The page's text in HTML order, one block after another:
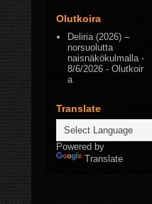
Olutkoira
Deliria (2026) –
norsuolutta
naisnäkökulmalla-
8/6/2026 - Olutkoir
a
Translate
Powered by
Translate